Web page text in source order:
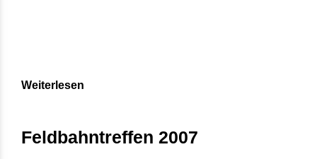
Weiterlesen
Feldbahntreffen 2007